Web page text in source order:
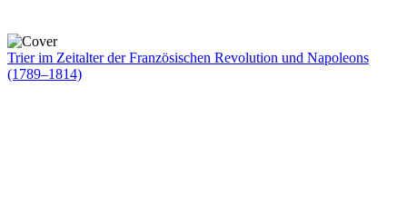
Trier im Zeitalter der Französischen Revolution und Napoleons
(1789–1814)